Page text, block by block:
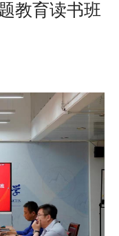
教育读书班